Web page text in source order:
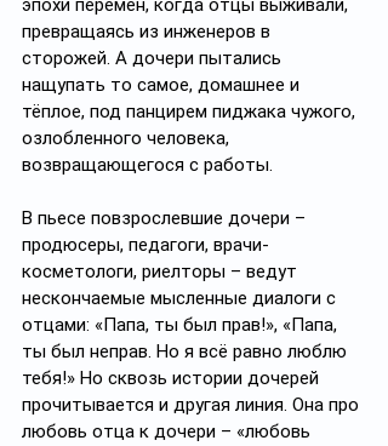
эпохи перемен, когда отцы выживали,
превращаясь из инженеров в
сторожей. А дочери пытались
нащупать то самое, домашнее и
тёплое, под панцирем пиджака чужого,
озлобленного человека,
возвращающегося с работы.
В пьесе повзрослевшие дочери –
продюсеры, педагоги, врачи-
косметологи, риелторы – ведут
нескончаемые мысленные диалоги с
отцами: «Папа, ты был прав!», «Папа,
ты был неправ. Но я всё равно люблю
тебя!» Но сквозь истории дочерей
прочитывается и другая линия. Она про
любовь отца к дочери – «любовь